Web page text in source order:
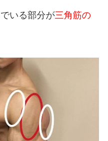
いる部分が三角筋の